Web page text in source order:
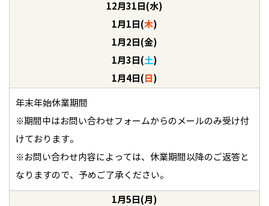
12月31日(水)
1月1日(木)
1月2日(金)
1月3日(土)
1月4日(日)
年末年始休業期間
※期間中はお問い合わせフォームからのメールのみ受け付
けております。
※お問い合わせ内容によっては、休業期間以降のご返答と
なりますので、予めご了承ください。
1月5日(月)